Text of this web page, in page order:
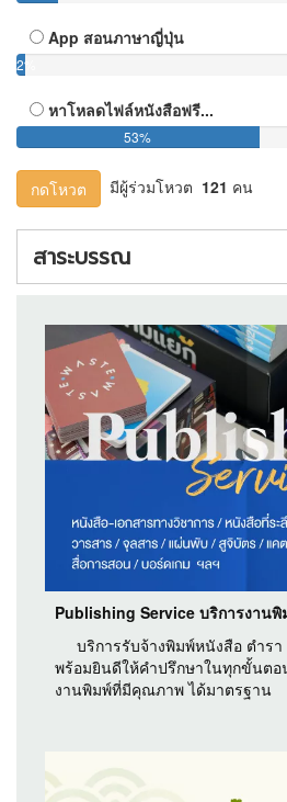
App สอนภาษาญี่ปุ่น
2%
หาโหลดไฟล์หนังสือฟรี...
53%
กดโหวต มีผู้ร่วมโหวต 121 คน
สาระบรรณ
Publishing Service บริการงานพิ
บริการรับจ้างพิมพ์หนังสือ ตำรา
พร้อมยินดีให้คำปรึกษาในทุกขั้นตอ
งานพิมพ์ที่มีคุณภาพ ได้มาตรฐาน